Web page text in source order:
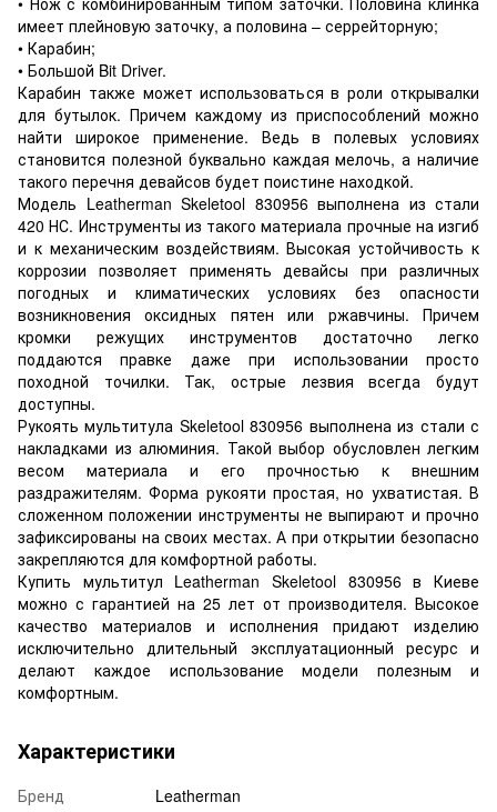
имеет плейновую заточку, а половина – серрейторную;
• Карабин;
• Большой Bit Driver.
Карабин также может использоваться в роли открывалки
для бутылок. Причем каждому из приспособлений можно
найти широкое применение. Ведь в полевых условиях
становится полезной буквально каждая мелочь, а наличие
такого перечня девайсов будет поистине находкой.
Модель Leatherman Skeletool 830956 выполнена из стали
420 НС. Инструменты из такого материала прочные на изгиб
и к механическим воздействиям. Высокая устойчивость к
коррозии позволяет применять девайсы при различных
погодных и климатических условиях без опасности
возникновения оксидных пятен или ржавчины. Причем
кромки режущих инструментов достаточно легко
поддаются правке даже при использовании просто
походной точилки. Так, острые лезвия всегда будут
доступны.
Рукоять мультитула Skeletool 830956 выполнена из стали с
накладками из алюминия. Такой выбор обусловлен легким
весом материала и его прочностью к внешним
раздражителям. Форма рукояти простая, но ухватистая. В
сложенном положении инструменты не выпирают и прочно
зафиксированы на своих местах. А при открытии безопасно
закрепляются для комфортной работы.
Купить мультитул Leatherman Skeletool 830956 в Киеве
можно с гарантией на 25 лет от производителя. Высокое
качество материалов и исполнения придают изделию
исключительно длительный эксплуатационный ресурс и
делают каждое использование модели полезным и
комфортным.
Характеристики
Бренд
Leatherman